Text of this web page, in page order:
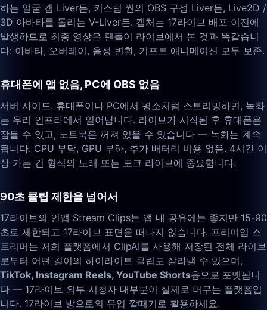
하는 얼굴 캠 Liver든, 커스텀 씬의 OBS 구성 Liver든, Live2D /
3D 아바타를 돌리는 V-Liver든. 캡처는 17라이브 배포 이전에
발생하므로 최종 영상은 팬들이 라이브에서 본 것과 똑같습니
다: 아바타, 오버레이, 음성 변환, 기프트 애니메이션 모두 보존.
휴대폰에 앱 없음, PC에 OBS 없음
서버 사이드. 휴대폰이나 PC에서 평소처럼 스트리밍하면, 녹화
는 우리 인프라에서 일어납니다. 라이브가 시작된 후 휴대폰은
잠들 수 있고, 노트북은 꺼져 있을 수 있습니다 — 녹화는 계속
됩니다. CPU 부담, GPU 부하, 추가 배터리 비용 없음. 4시간 이
상 가는 긴 형식의 노래 또는 토크 라이브에 중요합니다.
90초 클립 제한을 넘어서
17라이브의 인앱 Stream Clips는 앱 내 공유에는 좋지만 15-90
초로 제한되고 17라이브 표면을 떠나지 않습니다. 프리미엄 스
트리머는 저희 플랫폼에서 ClipAI를 사용해 저장된 전체 라이브
로부터 어떤 길이의 하이라이트 클립도 잘라낼 수 있으며,
TikTok, Instagram Reels, YouTube Shorts용으로 포맷됩니
다 — 17라이브 외부 시청자 대부분이 실제로 머무는 플랫폼입
니다. 17라이브 방으로의 유입 깔때기로 활용하세요.